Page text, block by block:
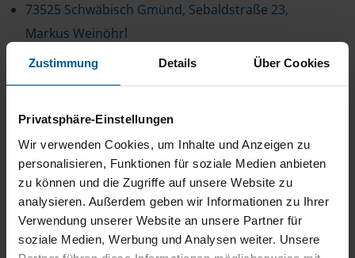
Zustimmung Details Über Cookies
Privatsphäre-Einstellungen
Wir verwenden Cookies, um Inhalte und Anzeigen zu
personalisieren, Funktionen für soziale Medien anbieten
zu können und die Zugriffe auf unsere Website zu
analysieren. Außerdem geben wir Informationen zu Ihrer
Verwendung unserer Website an unsere Partner für
soziale Medien, Werbung und Analysen weiter. Unsere
73525 Schwäbisch Gmünd, Sebaldstraße 23,
Markus Weinöhrl
73525 Schwäbisch Gmünd, Stuttgarter Str. 3,
Gülsün Akcinar
73614 Schorndorf, Vorstadtstr. 61-67, Renate
Roth
73614 Schorndorf, Vorstadtstr. 61-67, Claus
Gansloser
73760 Ostfildern-Ruit, Brunnwiesenstr. 9, Heike
Merz